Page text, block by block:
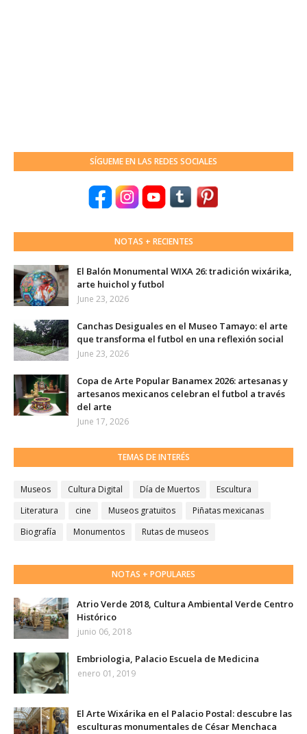
SÍGUEME EN LAS REDES SOCIALES
NOTAS + RECIENTES
El Balón Monumental WIXA 26: tradición wixárika,
arte huichol y futbol
June 23, 2026
Canchas Desiguales en el Museo Tamayo: el arte
que transforma el futbol en una reflexión social
June 23, 2026
Copa de Arte Popular Banamex 2026: artesanas y
artesanos mexicanos celebran el futbol a través
del arte
June 17, 2026
TEMAS DE INTERÉS
Museos Cultura Digital Día de Muertos
Escultura
Literatura
cine Museos gratuitos
Piñatas mexicanas
Biografía
Monumentos Rutas de museos
NOTAS + POPULARES
Atrio Verde 2018, Cultura Ambiental Verde Centro
Histórico
junio 06, 2018
Embriologia, Palacio Escuela de Medicina
enero 01, 2019
El Arte Wixárika en el Palacio Postal: descubre las
esculturas monumentales de César Menchaca